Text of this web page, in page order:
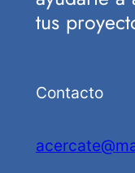
tus
Contacto